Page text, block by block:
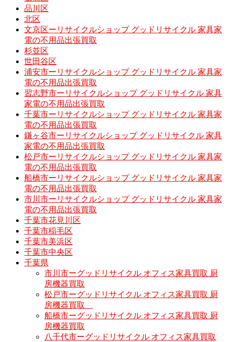
品川区
北区
文京区ーリサイクルショップ グッドリサイクル 家具家
電の不用品出張買取
杉並区
世田谷区
浦安市ーリサイクルショップ グッドリサイクル 家具家
電の不用品出張買取
習志野市ーリサイクルショップ グッドリサイクル 家具
家電の不用品出張買取
千葉市ーリサイクルショップ グッドリサイクル 家具家
電の不用品出張買取
鎌ヶ谷市ーリサイクルショップ グッドリサイクル 家具
家電の不用品出張買取
松戸市ーリサイクルショップ グッドリサイクル 家具家
電の不用品出張買取
船橋市ーリサイクルショップ グッドリサイクル 家具家
電の不用品出張買取
市川市ーリサイクルショップ グッドリサイクル 家具家
電の不用品出張買取
千葉市花見川区
千葉市稲毛区
千葉市美浜区
千葉市中央区
千葉県
市川市ーグッドリサイクル オフィス家具買取 厨
房機器買取
松戸市ーグッドリサイクル オフィス家具買取 厨
房機器買取
船橋市ーグッドリサイクル オフィス家具買取 厨
房機器買取
八千代市ーグッドリサイクル オフィス家具買取